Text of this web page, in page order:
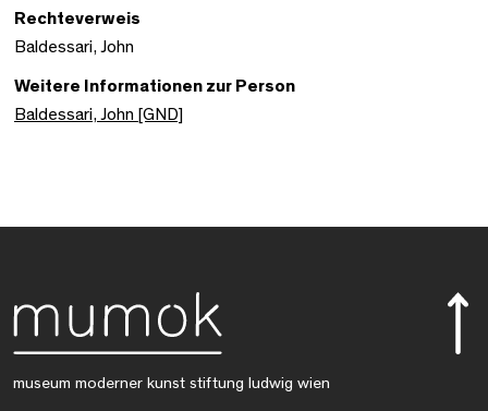
Rechteverweis
Baldessari, John
Weitere Informationen zur Person
Baldessari, John [GND]
museum moderner kunst stiftung ludwig wien